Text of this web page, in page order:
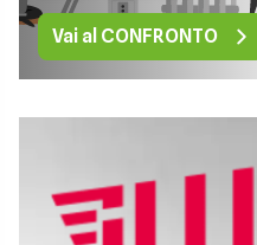
Vai al CONFRONTO